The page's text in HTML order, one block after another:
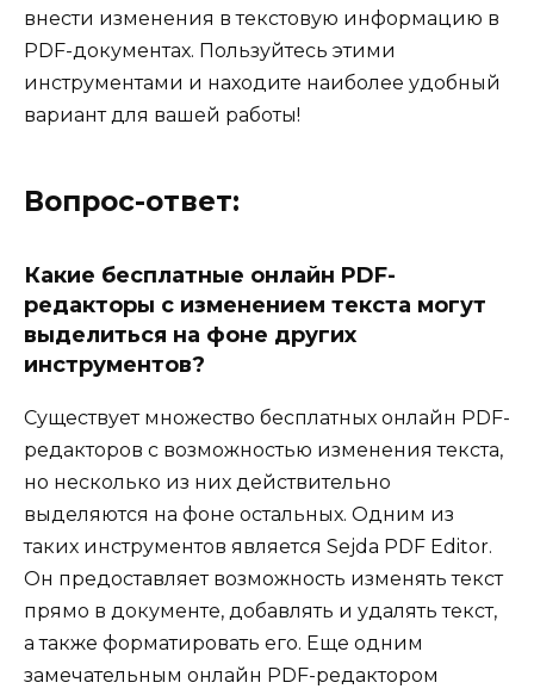
внести изменения в текстовую информацию в
PDF-документах. Пользуйтесь этими
инструментами и находите наиболее удобный
вариант для вашей работы!
Вопрос-ответ:
Какие бесплатные онлайн PDF-
редакторы с изменением текста могут
выделиться на фоне других
инструментов?
Существует множество бесплатных онлайн PDF-
редакторов с возможностью изменения текста,
но несколько из них действительно
выделяются на фоне остальных. Одним из
таких инструментов является Sejda PDF Editor.
Он предоставляет возможность изменять текст
прямо в документе, добавлять и удалять текст,
а также форматировать его. Еще одним
замечательным онлайн PDF-редактором